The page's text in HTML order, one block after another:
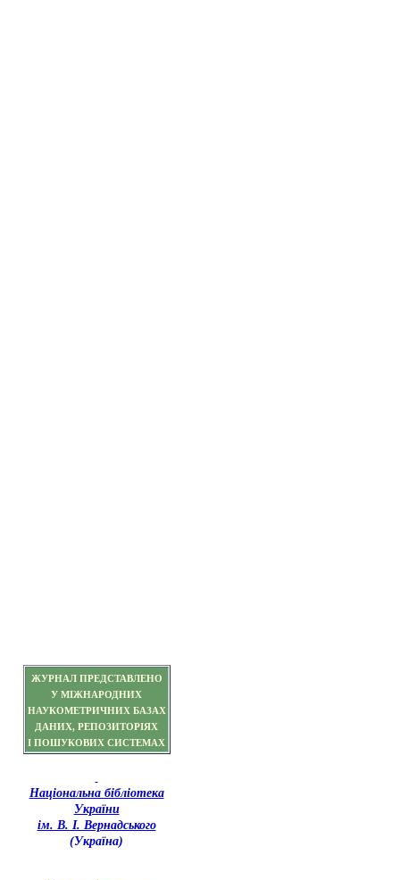
ЖУРНАЛ ПРЕДСТАВЛЕНО
У МІЖНАРОДНИХ
НАУКОМЕТРИЧНИХ БАЗАХ
ДАНИХ, РЕПОЗИТОРІЯХ
І ПОШУКОВИХ СИСТЕМАХ
Національна бібліотека
України
ім. В. І. Вернадського
(Україна)